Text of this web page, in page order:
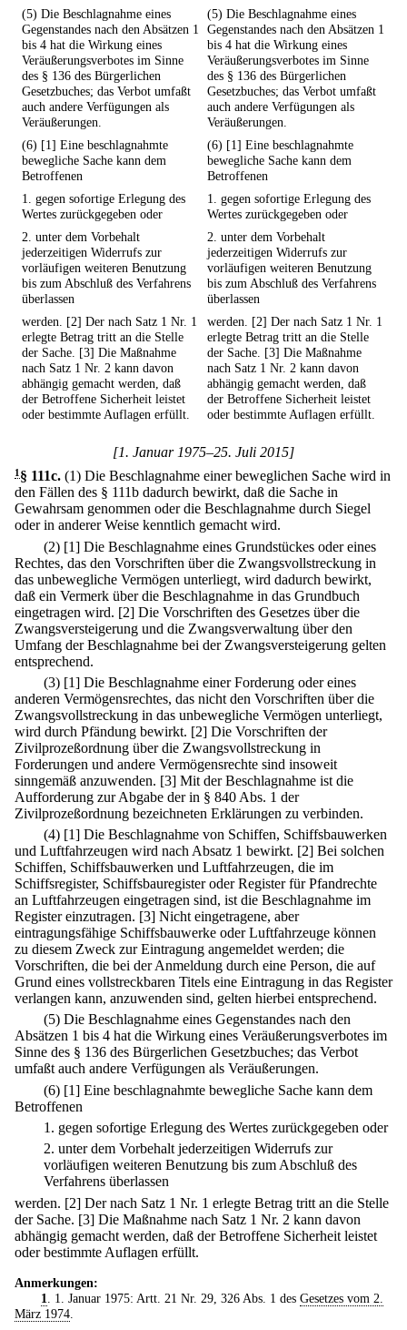
(5) Die Beschlagnahme eines
Gegenstandes nach den Absätzen 1
bis 4 hat die Wirkung eines
Veräußerungsverbotes im Sinne
des § 136 des Bürgerlichen
Gesetzbuches; das Verbot umfaßt
auch andere Verfügungen als
Veräußerungen.
(5) Die Beschlagnahme eines
Gegenstandes nach den Absätzen 1
bis 4 hat die Wirkung eines
Veräußerungsverbotes im Sinne
des § 136 des Bürgerlichen
Gesetzbuches; das Verbot umfaßt
auch andere Verfügungen als
Veräußerungen.
(6) [1] Eine beschlagnahmte
bewegliche Sache kann dem
Betroffenen
(6) [1] Eine beschlagnahmte
bewegliche Sache kann dem
Betroffenen
1. gegen sofortige Erlegung des
Wertes zurückgegeben oder
1. gegen sofortige Erlegung des
Wertes zurückgegeben oder
2. unter dem Vorbehalt
jederzeitigen Widerrufs zur
vorläufigen weiteren Benutzung
bis zum Abschluß des Verfahrens
überlassen
2. unter dem Vorbehalt
jederzeitigen Widerrufs zur
vorläufigen weiteren Benutzung
bis zum Abschluß des Verfahrens
überlassen
werden. [2] Der nach Satz 1 Nr. 1
erlegte Betrag tritt an die Stelle
der Sache. [3] Die Maßnahme
nach Satz 1 Nr. 2 kann davon
abhängig gemacht werden, daß
der Betroffene Sicherheit leistet
oder bestimmte Auflagen erfüllt.
werden. [2] Der nach Satz 1 Nr. 1
erlegte Betrag tritt an die Stelle
der Sache. [3] Die Maßnahme
nach Satz 1 Nr. 2 kann davon
abhängig gemacht werden, daß
der Betroffene Sicherheit leistet
oder bestimmte Auflagen erfüllt.
[1. Januar 1975–25. Juli 2015]
1§ 111c. (1) Die Beschlagnahme einer beweglichen Sache wird in
den Fällen des § 111b dadurch bewirkt, daß die Sache in
Gewahrsam genommen oder die Beschlagnahme durch Siegel
oder in anderer Weise kenntlich gemacht wird.
(2) [1] Die Beschlagnahme eines Grundstückes oder eines
Rechtes, das den Vorschriften über die Zwangsvollstreckung in
das unbewegliche Vermögen unterliegt, wird dadurch bewirkt,
daß ein Vermerk über die Beschlagnahme in das Grundbuch
eingetragen wird. [2] Die Vorschriften des Gesetzes über die
Zwangsversteigerung und die Zwangsverwaltung über den
Umfang der Beschlagnahme bei der Zwangsversteigerung gelten
entsprechend.
(3) [1] Die Beschlagnahme einer Forderung oder eines
anderen Vermögensrechtes, das nicht den Vorschriften über die
Zwangsvollstreckung in das unbewegliche Vermögen unterliegt,
wird durch Pfändung bewirkt. [2] Die Vorschriften der
Zivilprozeßordnung über die Zwangsvollstreckung in
Forderungen und andere Vermögensrechte sind insoweit
sinngemäß anzuwenden. [3] Mit der Beschlagnahme ist die
Aufforderung zur Abgabe der in § 840 Abs. 1 der
Zivilprozeßordnung bezeichneten Erklärungen zu verbinden.
(4) [1] Die Beschlagnahme von Schiffen, Schiffsbauwerken
und Luftfahrzeugen wird nach Absatz 1 bewirkt. [2] Bei solchen
Schiffen, Schiffsbauwerken und Luftfahrzeugen, die im
Schiffsregister, Schiffsbauregister oder Register für Pfandrechte
an Luftfahrzeugen eingetragen sind, ist die Beschlagnahme im
Register einzutragen. [3] Nicht eingetragene, aber
eintragungsfähige Schiffsbauwerke oder Luftfahrzeuge können
zu diesem Zweck zur Eintragung angemeldet werden; die
Vorschriften, die bei der Anmeldung durch eine Person, die auf
Grund eines vollstreckbaren Titels eine Eintragung in das Register
verlangen kann, anzuwenden sind, gelten hierbei entsprechend.
(5) Die Beschlagnahme eines Gegenstandes nach den
Absätzen 1 bis 4 hat die Wirkung eines Veräußerungsverbotes im
Sinne des § 136 des Bürgerlichen Gesetzbuches; das Verbot
umfaßt auch andere Verfügungen als Veräußerungen.
(6) [1] Eine beschlagnahmte bewegliche Sache kann dem
Betroffenen
1. gegen sofortige Erlegung des Wertes zurückgegeben oder
2. unter dem Vorbehalt jederzeitigen Widerrufs zur
vorläufigen weiteren Benutzung bis zum Abschluß des
Verfahrens überlassen
werden. [2] Der nach Satz 1 Nr. 1 erlegte Betrag tritt an die Stelle
der Sache. [3] Die Maßnahme nach Satz 1 Nr. 2 kann davon
abhängig gemacht werden, daß der Betroffene Sicherheit leistet
oder bestimmte Auflagen erfüllt.
Anmerkungen:
1
. 1. Januar 1975: Artt. 21 Nr. 29, 326 Abs. 1 des Gesetzes vom 2.
März 1974